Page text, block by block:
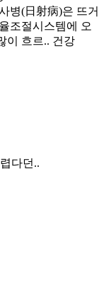
병(日射病)은 뜨거
조절시스템에 오
이 흐르.. 건강
다던..